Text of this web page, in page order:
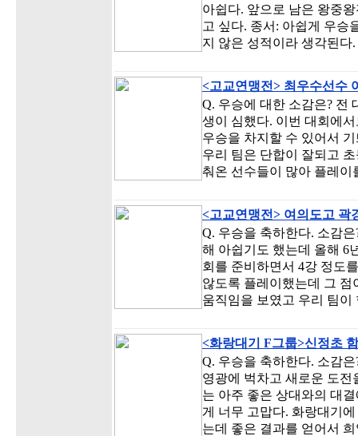
아쉽다. 앞으로 남은 왕중
고 싶다. 종서: 아쉽게 우승
지 않은 성적이라 생각된
<고교연맹전> 최우수선수
Q. 우승에 대한 소감은? 전
생이 심했다. 이번 대회에
우승을 차지할 수 있어서
우리 팀은 단합이 잘되고
춰온 선수들이 많아 플레
<고교연맹전> 여의도고 곽
Q. 우승을 축하한다. 소감
해 아쉽기도 했는데 올해 6
회를 준비하면서 4강 정도
않도록 플레이했는데 그
움직임을 보였고 우리 팀
<화랑대기 F그룹>신정초
Q. 우승을 축하한다. 소감
영광에 벅차고 새로운 도
는 아주 좋은 상대와의 대
게 너무 고맙다. 화랑대기
는데 좋은 결과를 얻어서